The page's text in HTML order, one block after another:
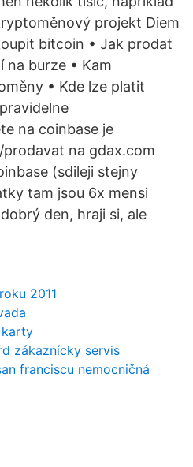
projekt Diem
bitcoin • Jak prodat
na burze • Kam
• Kde lze platit
na coinbase je
na gdax.com
(sdileji stejny
tam jsou 6x mensi
den, hraji si, ale
2011
zákaznícky servis
franciscu nemocničná